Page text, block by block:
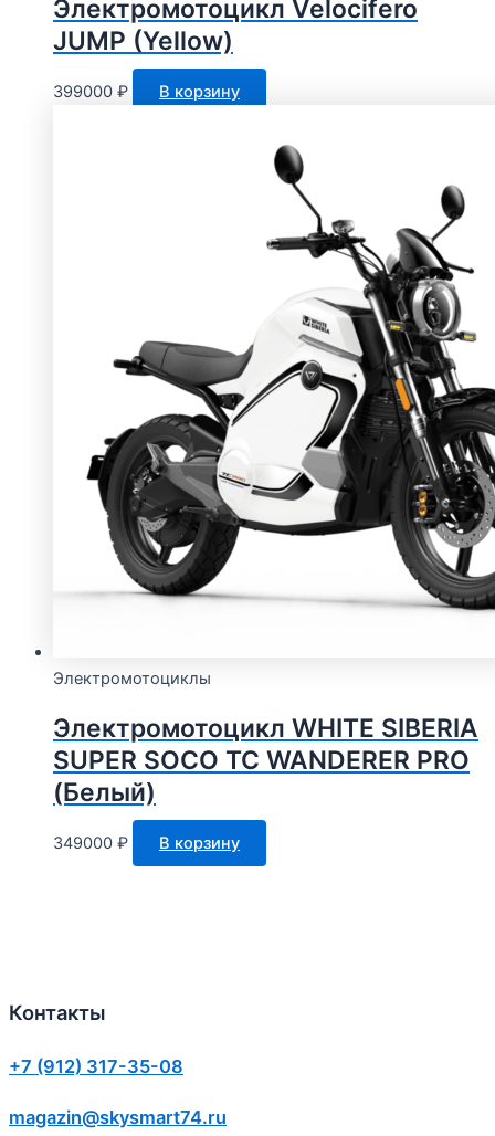
Электромотоцикл Velocifero
JUMP (Yellow)
399000 ₽ В корзину
Электромотоциклы
Электромотоцикл WHITE SIBERIA
SUPER SOCO TC WANDERER PRO
(Белый)
349000 ₽ В корзину
Контакты
+7 (912) 317-35-08
magazin@skysmart74.ru